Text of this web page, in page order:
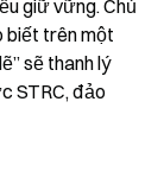
giữ vững. Chủ
biết trên một
sẽ thanh lý
STRC, đảo